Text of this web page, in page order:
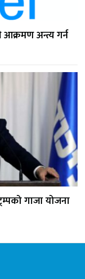
अन्त्य गर्न
गाजा योजना